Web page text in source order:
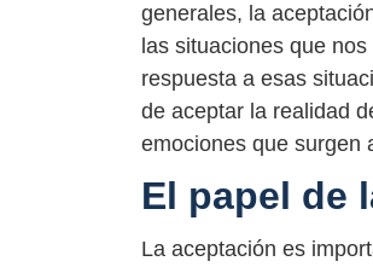
generales, la
las situaciones que
respuesta a esas
de aceptar la realidad
emociones que surgen
El papel de
La aceptación es